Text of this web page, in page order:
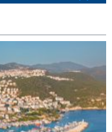
საგზაო
და დაღუპულთა
25%-ით
ითვალისწინებს -
ის?
884.00